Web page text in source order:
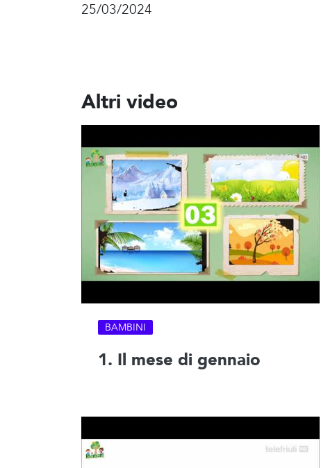
25/03/2024
Altri video
BAMBINI
1. Il mese di gennaio